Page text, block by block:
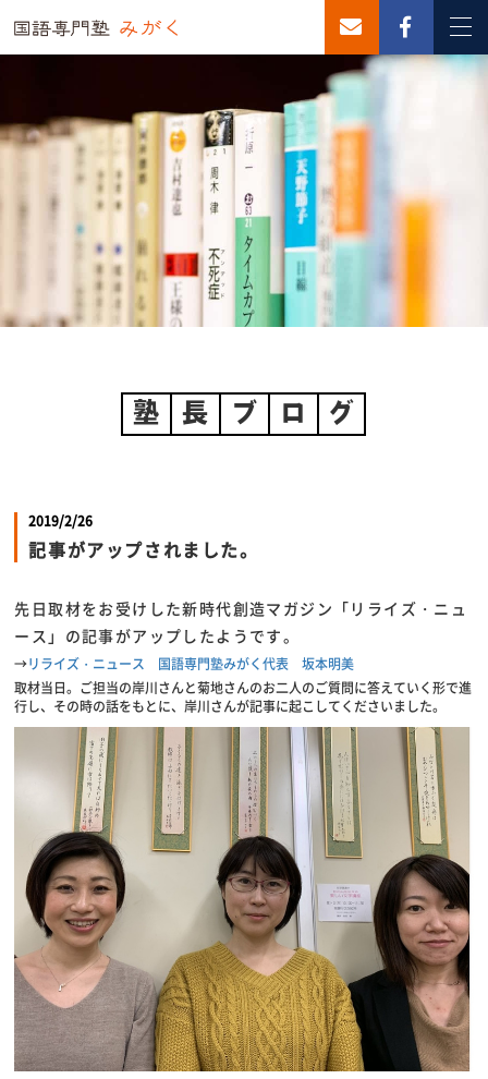
塾 長 ブ ロ グ
2019/2/26
記事がアップされました。
先日取材をお受けした新時代創造マガジン「リライズ・ニュ
ース」の記事がアップしたようです。
→リライズ・ニュース 国語専門塾みがく代表 坂本明美
取材当日。ご担当の岸川さんと菊地さんのお二人のご質問に答えていく形で進
行し、その時の話をもとに、岸川さんが記事に起こしてくださいました。